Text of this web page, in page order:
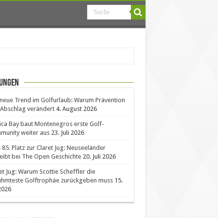
Trend im Golfurlaub: Warum Prävention
verändert 4. August 2026
Bay baut Montenegros erste Golf-
weiter aus 23. Juli 2026
85. Platz zur Claret Jug: Neuseeländer
bei The Open Geschichte 20. Juli 2026
Jug: Warum Scottie Scheffler die
Golftrophäe zurückgeben muss 15.